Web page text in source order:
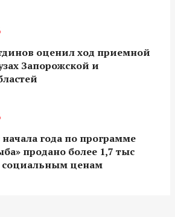
оценил ход приемной
Запорожской и
года по программе
продано более 1,7 тыс
социальным ценам